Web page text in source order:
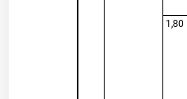
1,80